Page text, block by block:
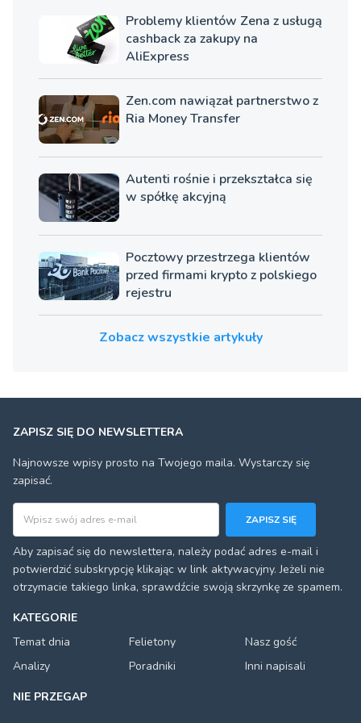
Robert Górny, Monika Kowalewska, Kamil Sahaj
Problemy klientów Zena z usługą
cashback za zakupy na
AliExpress
Zen.com nawiązał partnerstwo z
Ria Money Transfer
Autenti rośnie i przekształca się
w spółkę akcyjną
Pocztowy przestrzega klientów
przed firmami krypto z polskiego
rejestru
Zobacz wszystkie artykuły
KATEGORIE
Temat dnia
Felietony
Nasz gość
Analizy
Poradniki
Inni napisali
NIE PRZEGAP
ZAPISZ SIĘ DO NEWSLETTERA
Najnowsze wpisy prosto na Twojego maila. Wystarczy się
zapisać.
ZAPISZ SIĘ
Aby zapisać się do newslettera, należy podać adres e-mail i
potwierdzić subskrypcję klikając w link aktywacyjny. Jeżeli nie
otrzymacie takiego linka, sprawdźcie swoją skrzynkę ze spamem.